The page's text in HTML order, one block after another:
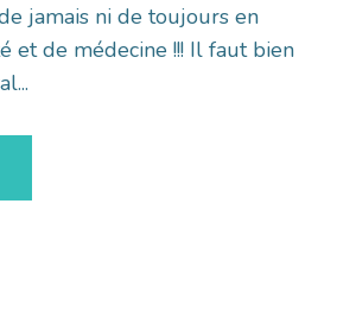
jamais ni de toujours en
et de médecine !!! Il faut bien